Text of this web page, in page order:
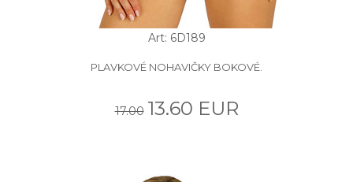
Art: 6D189
PLAVKOVÉ NOHAVIČKY BOKOVÉ.
17.00 13.60 EUR